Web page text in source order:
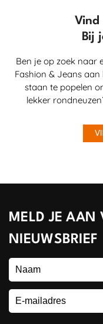
Vind
Bij
Ben je op zoek naar
Fashion & Jeans
staan te popelen
lekker
MELD JE AAN
NIEUWSBRIEF